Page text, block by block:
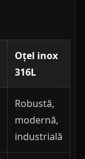
Oțel inox
316L
Robustă,
modernă,
industrială